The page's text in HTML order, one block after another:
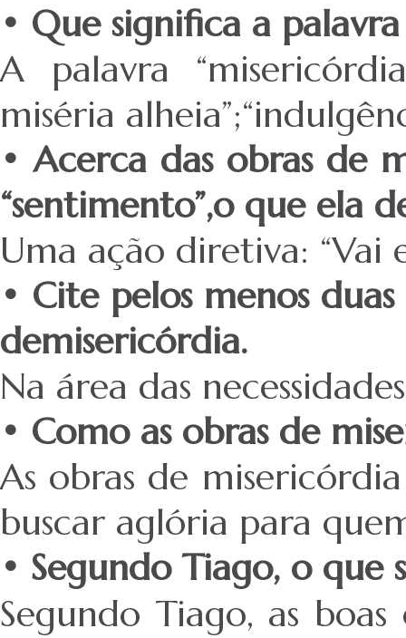
• Que significa a palavra
A palavra
miséria
• Acerca das obras de
“sentimento”,o que ela
Uma ação diretiva: “Vai
• Cite pelos menos
demisericórdia.
Na área das
• Como as obras de
As obras de
buscar aglória para
• Segundo Tiago, o que
Segundo Tiago, as